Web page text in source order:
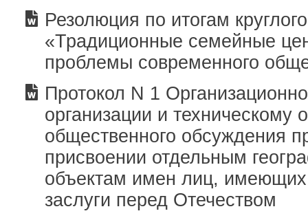
Резолюция по итогам
«Традиционные семейные
проблемы современного
Протокол N 1
организации и техническому
общественного обсуждения
присвоении отдельным
объектам имен лиц,
заслуги перед Отечеством